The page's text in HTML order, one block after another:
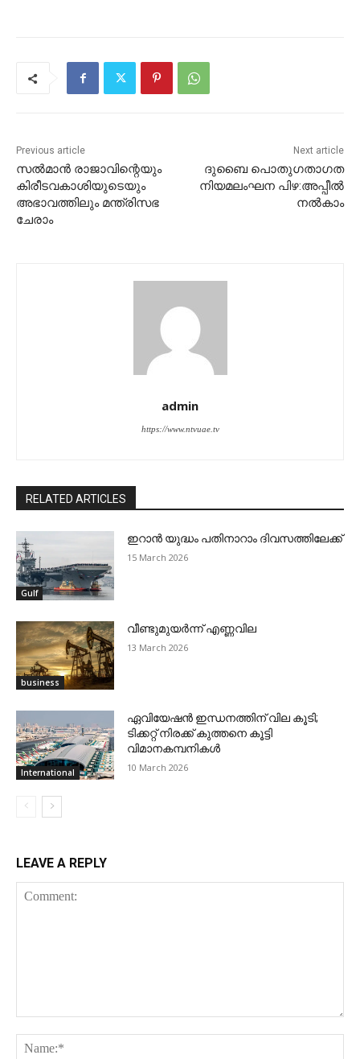
Previous article
സല്‍മാന്‍ രാജാവിന്റെയും
കിരീടവകാശിയുടെയും
അഭാവത്തിലും മന്ത്രിസഭ
ചേരാം
Next article
ദുബൈ പൊതുഗതാഗത
നിയമലംഘന പിഴ:അപ്പീല്‍
നല്‍കാം
admin
https://www.ntvuae.tv
RELATED ARTICLES
Gulf
ഇറാന്‍ യുദ്ധം പതിനാറാം ദിവസത്തിലേക്ക്
15 March 2026
business
വീണ്ടുമുയര്‍ന്ന് എണ്ണവില
13 March 2026
International
ഏവിയേഷന്‍ ഇന്ധനത്തിന് വില കൂടി;
ടിക്കറ്റ് നിരക്ക് കുത്തനെ കൂട്ടി
വിമാനകമ്പനികള്‍
10 March 2026
LEAVE A REPLY